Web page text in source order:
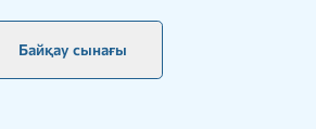
Байқау сынағы